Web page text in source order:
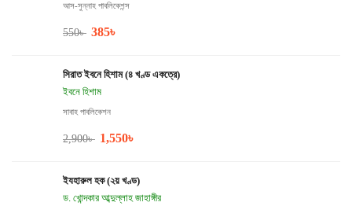
আস-সুন্নাহ পাবলিকেশন্স
550৳ 385৳
সিরাত ইবনে হিশাম (৪ খণ্ড একত্রে)
ইবনে হিশাম
সাবাহ পাবলিকেশন
2,900৳ 1,550৳
ইযহারুল হক (২য় খণ্ড)
ড. খোন্দকার আব্দুল্লাহ জাহাঙ্গীর